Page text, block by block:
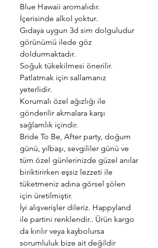
Blue Hawaii aromalıdır.
İçerisinde alkol yoktur.
Gıdaya uygun 3d sim dolguludur
görünümü ilede göz
doldurmaktadır.
Soğuk tükekilmesi önerilir.
Patlatmak için sallamanız
yeterlidir.
Korumalı özel ağızlığı ile
gönderilir akmalara karşı
sağlamlık içindir.
Bride To Be, After party, doğum
günü, yılbaşı, sevgililer günü ve
tüm özel günlerinizde güzel anılar
biriktirirken eşsiz lezzeti ile
tüketmeniz adına görsel şölen
için üretilmiştir.
İyi alışverişler dileriz. Happyland
ile partini renklendir.. Ürün kargo
da kırılır veya kaybolursa
sorumluluk bize ait değildir